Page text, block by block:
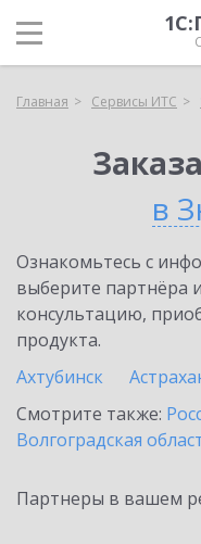
Главная Сервисы ИТС
в
Ознакомьтесь с
выберите партнёра
консультацию,
продукта.
Ахтубинск
Смотрите также:
Волгоградская
Партнеры в вашем